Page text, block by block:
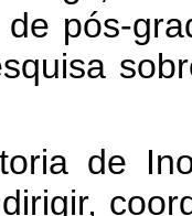
de pós-
de